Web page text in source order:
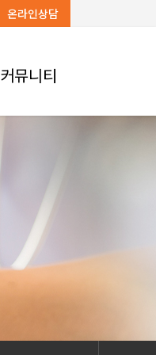
온라인상담
커뮤니티